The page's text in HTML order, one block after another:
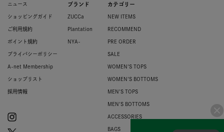
ニュース
ショッピングガイド
ご利用規約
ポイント規約
プライバシーポリシー
A-net Membership
ショップリスト
採用情報
ブランド
ZUCCa
Plantation
NYA-
カテゴリー
NEW ITEMS
RECOMMEND
PRE ORDER
SALE
WOMEN'S TOPS
WOMEN'S BOTTOMS
MEN'S TOPS
MEN'S BOTTOMS
ACCESSORIES
BAGS